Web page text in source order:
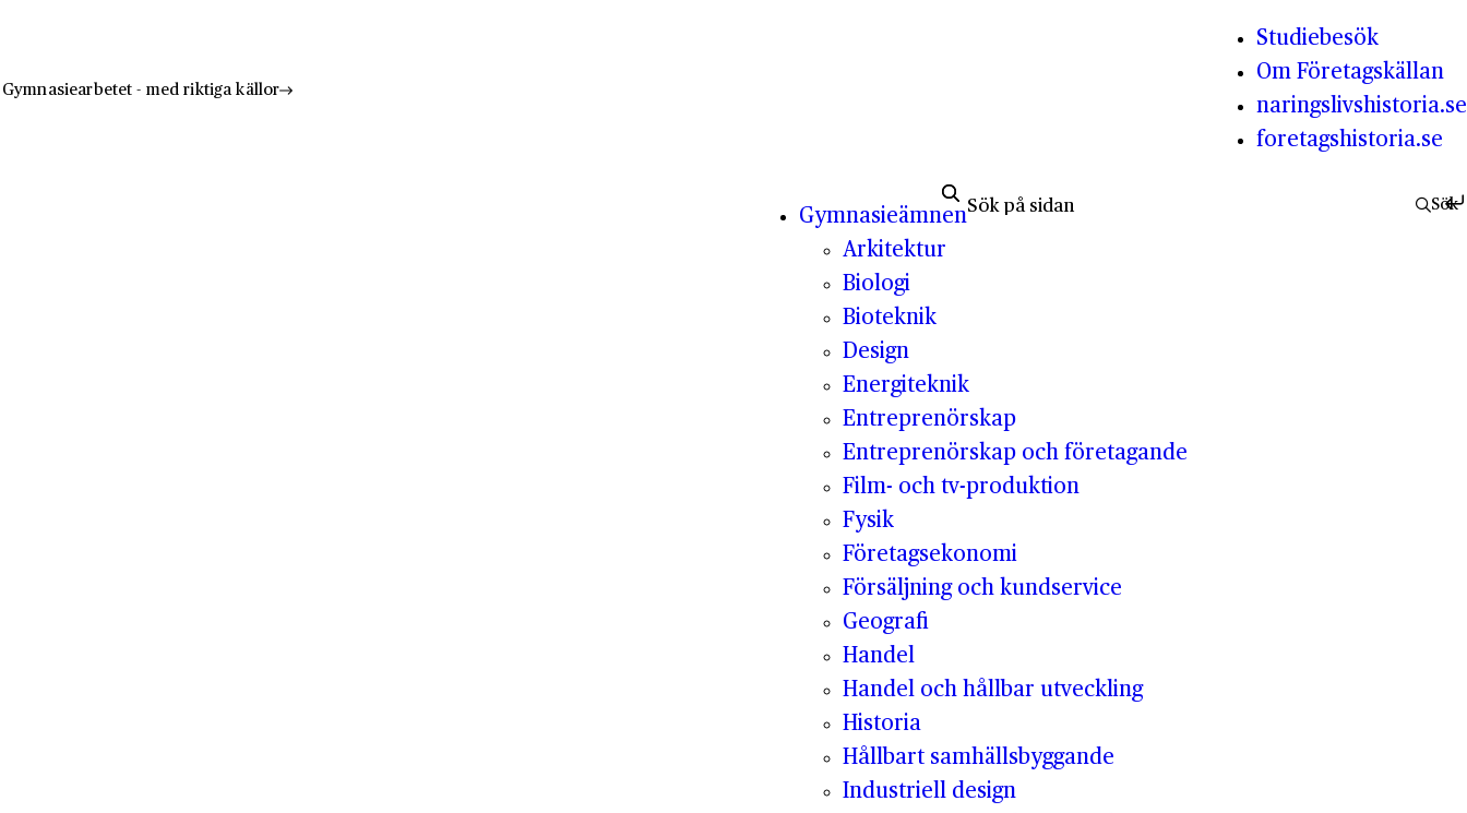
Gymnasiearbetet - med riktiga källor
Studiebesök
Om Företagskällan
naringslivshistoria.se
foretagshistoria.se
Gymnasieämnen
Arkitektur
Biologi
Bioteknik
Design
Energiteknik
Entreprenörskap
Entreprenörskap och företagande
Film- och tv-produktion
Fysik
Företagsekonomi
Försäljning och kundservice
Geografi
Handel
Handel och hållbar utveckling
Historia
Hållbart samhällsbyggande
Industriell design
Sök efter: Sök